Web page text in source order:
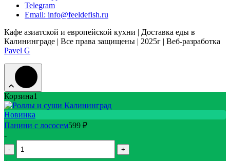
Telegram
Email: info@feeldefish.ru
Кафе азиатской и европейской кухни | Доставка еды в
Калининграде | Все права защищены | 2025г | Веб-разработка
Pavel G
Корзина1
Новинка
Панини с лососем599 ₽
-
Quantity